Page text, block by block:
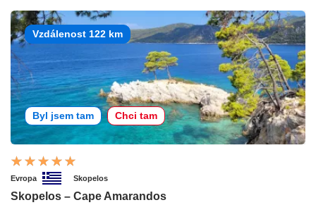
Vzdálenost 122 km
Byl jsem tam Chci tam
Evropa Skopelos
Skopelos – Cape Amarandos